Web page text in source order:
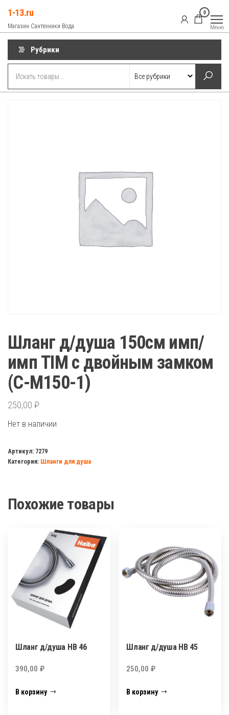
содержимому
1-13.ru
Магазин Сантехники Вода
0
Меню
Рубрики
Шланг д/душа 150см имп/
имп TIM с двойным замком
(С-М150-1)
250,00 ₽
Нет в наличии
Артикул: 7279
Категория: Шланги для душа
Похожие товары
Шланг д/душа HB 46
390,00 ₽
В корзину
Шланг д/душа HB 45
250,00₽
В корзину